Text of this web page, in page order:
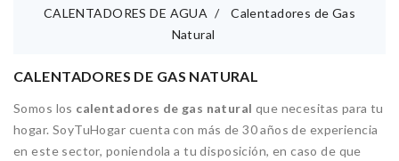
CALENTADORES DE AGUA
Calentadores de Gas
Natural
CALENTADORES DE GAS NATURAL
Somos los calentadores de gas natural que necesitas para tu
hogar. SoyTuHogar cuenta con más de 30 años de experiencia
en este sector, poniendola a tu disposición, en caso de que